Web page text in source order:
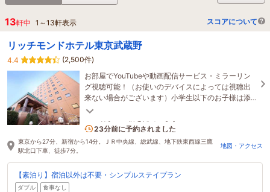
13軒中 1 ～13軒表示 スコアについて
リッチモンドホテル東京武蔵野
4.4
(2,500件)
お部屋でYouTubeや動画配信サービス・ミラーリン
グ視聴可能！（お使いのデバイスによっては視聴出
来ない場合がございます）小学生以下のお子様は添
い寝無料！小学生以下がいる場合は、ホテルにご連
3名がこの宿を見ています
23分前に予約されました
東京から27分、新宿から14分。ＪＲ中央線、総武線、地下鉄東西線三鷹
駅北口下車、徒歩7分。
地図・アクセス
【素泊り】宿泊以外は不要・シンプルステイプラン
ダブル 食事なし